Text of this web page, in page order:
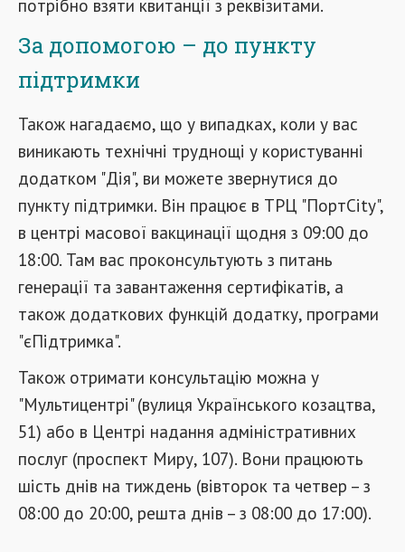
потрібно взяти квитанції з реквізитами.
За допомогою – до пункту
підтримки
Також нагадаємо, що у випадках, коли у вас
виникають технічні труднощі у користуванні
додатком "Дія", ви можете звернутися до
пункту підтримки. Він працює в ТРЦ "ПортCity",
в центрі масової вакцинації щодня з 09:00 до
18:00. Там вас проконсультують з питань
генерації та завантаження сертифікатів, а
також додаткових функцій додатку, програми
"єПідтримка".
Також отримати консультацію можна у
"Мультицентрі" (вулиця Українського козацтва,
51) або в Центрі надання адміністративних
послуг (проспект Миру, 107). Вони працюють
шість днів на тиждень (вівторок та четвер – з
08:00 до 20:00, решта днів – з 08:00 до 17:00).